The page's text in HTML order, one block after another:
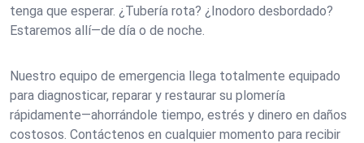
tenga que esperar. ¿Tubería rota? ¿Inodoro desbordado?
Estaremos allí—de día o de noche.
Nuestro equipo de emergencia llega totalmente equipado
para diagnosticar, reparar y restaurar su plomería
rápidamente—ahorrándole tiempo, estrés y dinero en daños
costosos. Contáctenos en cualquier momento para recibir